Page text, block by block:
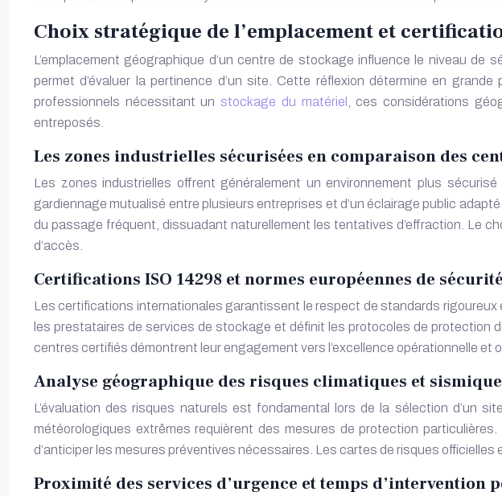
Choix stratégique de l’emplacement et
L’emplacement géographique d’un centre de stockage influence le niveau de
permet d’évaluer la pertinence d’un site. Cette réflexion détermine en
professionnels nécessitant un stockage du matériel
, ces considérations
entreposés.
Les zones industrielles sécurisées en comparaison des
Les zones industrielles offrent généralement un environnement plus
gardiennage mutualisé entre plusieurs entreprises et d’un éclairage public
du passage fréquent, dissuadant naturellement les tentatives d’effraction. Le
d’accès.
Certifications ISO 14298 et normes européennes de sécurité
Les certifications internationales garantissent le respect de standards
les prestataires de services de stockage et définit les protocoles de
centres certifiés démontrent leur engagement vers l’excellence opérationnelle
Analyse géographique des risques climatiques et
L’évaluation des risques naturels est fondamental lors de la sélection d’un
météorologiques extrêmes requièrent des mesures de protection
d’anticiper les mesures préventives nécessaires. Les cartes de risques
Proximité des services d’urgence et temps d’intervention